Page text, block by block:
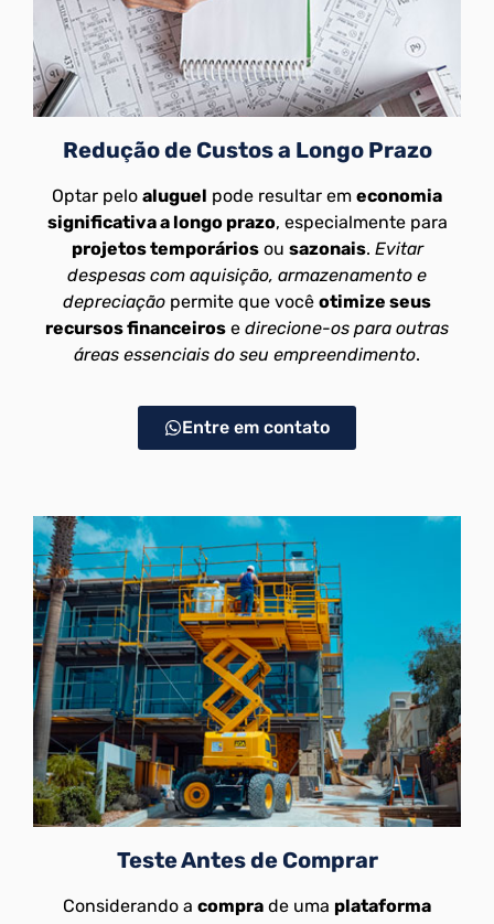
Redução de Custos a Longo Prazo
Optar pelo aluguel pode resultar em economia
significativa a longo prazo, especialmente para
projetos temporáriosou sazonais. Evitar
despesas com aquisição, armazenamento e
depreciação permite que você otimize seus
recursos financeiros e direcione-os para outras
áreas essenciais do seu empreendimento.
Entre em contato
Teste Antes de Comprar
Considerando a compra de uma plataforma